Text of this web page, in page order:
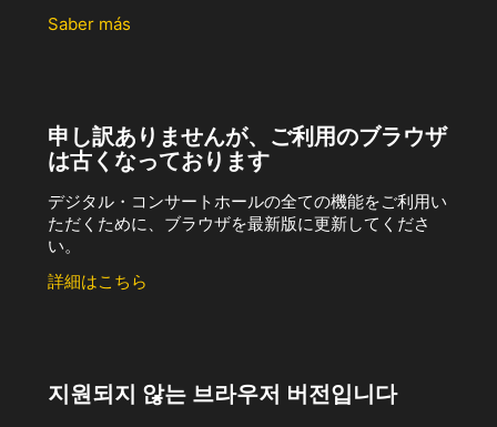
Saber más
申し訳ありませんが、ご利用のブラウザ
は古くなっております
デジタル・コンサートホールの全ての機能をご利用い
ただくために、ブラウザを最新版に更新してくださ
い。
詳細はこちら
지원되지 않는 브라우저 버전입니다